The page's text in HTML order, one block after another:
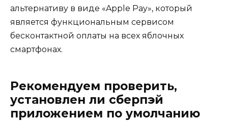
альтернативу в виде «Apple Pay», который
является функциональным сервисом
бесконтактной оплаты на всех яблочных
смартфонах.
Рекомендуем проверить,
установлен ли сберпэй
приложением по умолчанию